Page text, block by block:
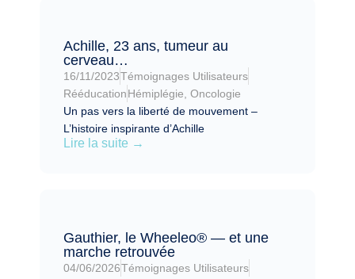
Achille, 23 ans, tumeur au
cerveau…
16/11/2023Témoignages Utilisateurs
RééducationHémiplégie Oncologie
Un pas vers la liberté de mouvement –
L’histoire inspirante d’Achille
Lire la suite →
Gauthier, le Wheeleo® — et une
marche retrouvée
04/06/2026Témoignages Utilisateurs